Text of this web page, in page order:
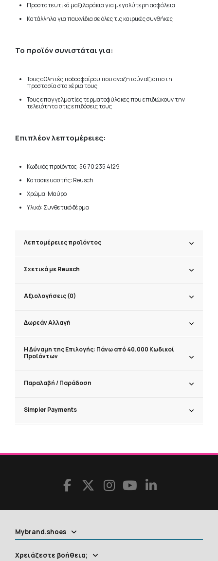
Προστατευτικά μαξιλαράκια για μεγαλύτερη ασφάλεια
Κατάλληλα για παιχνίδια σε όλες τις καιρικές συνθήκες
Το προϊόν συνιστάται για:
Τους αθλητές ποδοσφαίρου που αναζητούν αξιόπιστη
προστασία στα χέρια τους
Τους επαγγελματίες τερματοφύλακες που επιδιώκουν την
τελειότητα στις επιδόσεις τους
Επιπλέον λεπτομέρειες:
Κωδικός προϊόντος: 56 70 235 4129
Κατασκευαστής: Reusch
Χρώμα: Μαύρο
Υλικό: Συνθετικό δέρμα
Λεπτομέρειες προϊόντος
Σχετικά με Reusch
Αξιολογήσεις (0)
Δωρεάν Αλλαγή
Η Δύναμη της Επιλογής: Πάνω από 40.000 Κωδικοί
Προϊόντων
Παραλαβή / Παράδoση
Simpler Payments
Mybrand.shoes
Χρειάζεστε βοήθεια;